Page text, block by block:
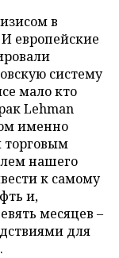
в
европейские
систему
мало кто
Lehman
именно
торговым
нашего
к самому
и,
месяцев –
для